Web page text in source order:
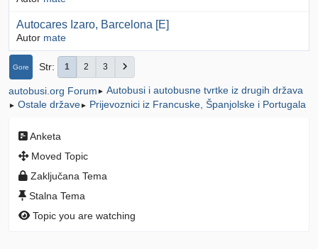
Autocares Izaro, Barcelona [E]
Autor mate
Gore Str 1 2 3
autobusi.org Forum ► Autobusi i autobusne tvrtke iz drugih država
► Ostale države► Prijevoznici iz Francuske, Španjolske i Portugala
Anketa
Moved Topic
Zaključana Tema
Stalna Tema
Topic you are watching